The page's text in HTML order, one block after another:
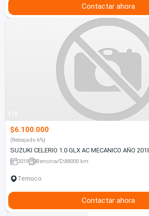
Contactar ahora
1/5
$6.100.000
(Rebajado 6%)
SUZUKI CELERIO 1.0 GLX AC MECANICO AÑO
2018 Bencina 88000 km
Temuco
Contactar ahora